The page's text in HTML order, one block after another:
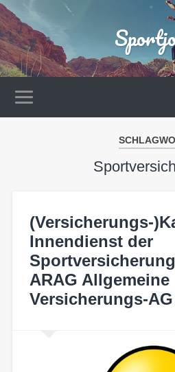
(Versicherungs-
Innendienst der
ARAG Allgemeine
Versicherungs-AG